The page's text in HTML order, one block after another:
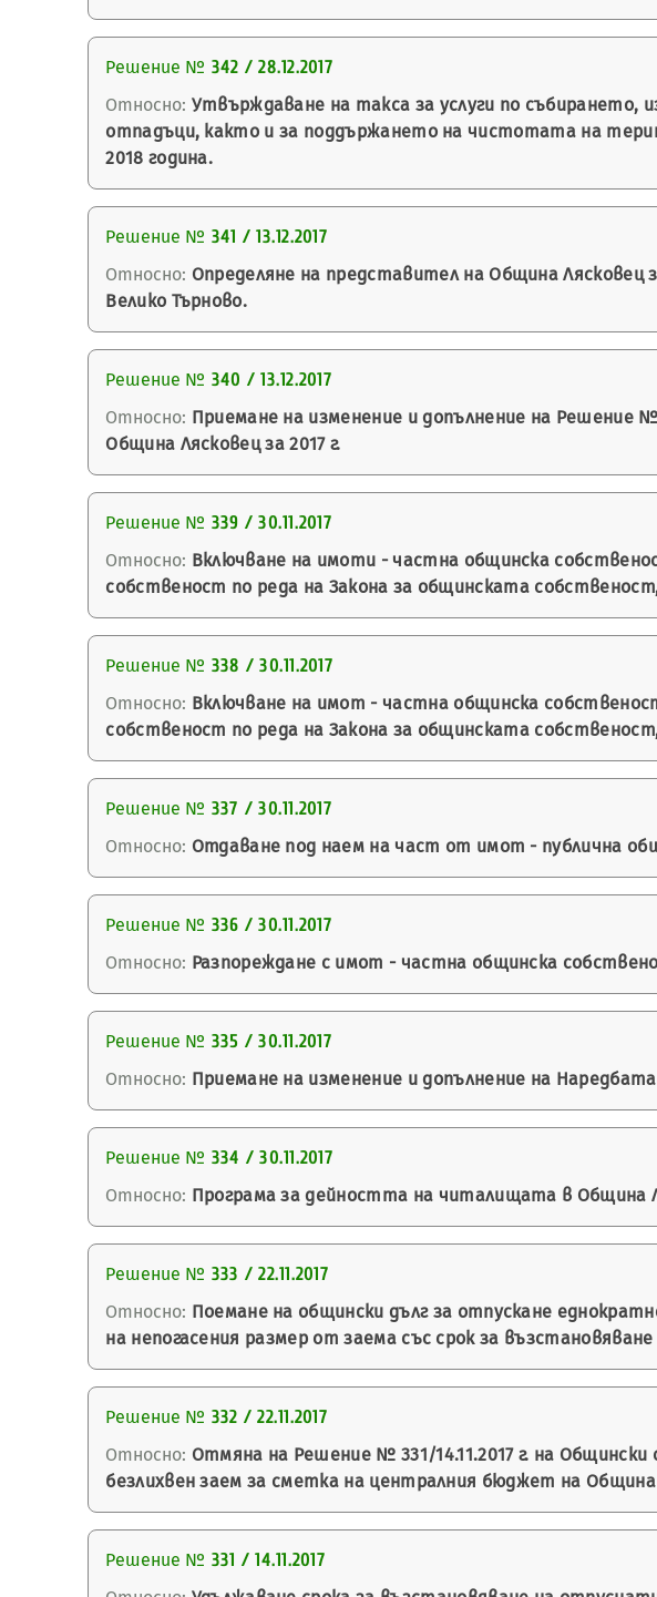
Решение № 342 / 28.12.2017
Относно: Утвърждаване на такса за услуги по събирането,
отпадъци, както и за поддържането на чистотата на
2018 година.
Решение № 341 / 13.12.2017
Относно: Определяне на представител на Община Лясковец
Велико Търново.
Решение № 340 / 13.12.2017
Относно: Приемане на изменение и допълнение на Решение
Община Лясковец за 2017 г.
Решение № 339 / 30.11.2017
Относно: Включване на имоти - частна общинска
собственост по реда на Закона за общинската собственост,
Решение № 338 / 30.11.2017
Относно: Включване на имот - частна общинска
собственост по реда на Закона за общинската собственост,
Решение № 337 / 30.11.2017
Относно: Отдаване под наем на част от имот - публична
Решение № 336 / 30.11.2017
Относно: Разпореждане с имот - частна общинска
Решение № 335 / 30.11.2017
Относно: Приемане на изменение и допълнение на
Решение № 334 / 30.11.2017
Относно: Програма за дейността на читалищата в Община
Решение № 333 / 22.11.2017
Относно: Поемане на общински дълг за отпускане
на непогасения размер от заема със срок за
Решение № 332 / 22.11.2017
Относно: Отмяна на Решение № 331/14.11.2017 г. на
безлихвен заем за сметка на централния бюджет на Община
Решение № 331 / 14.11.2017